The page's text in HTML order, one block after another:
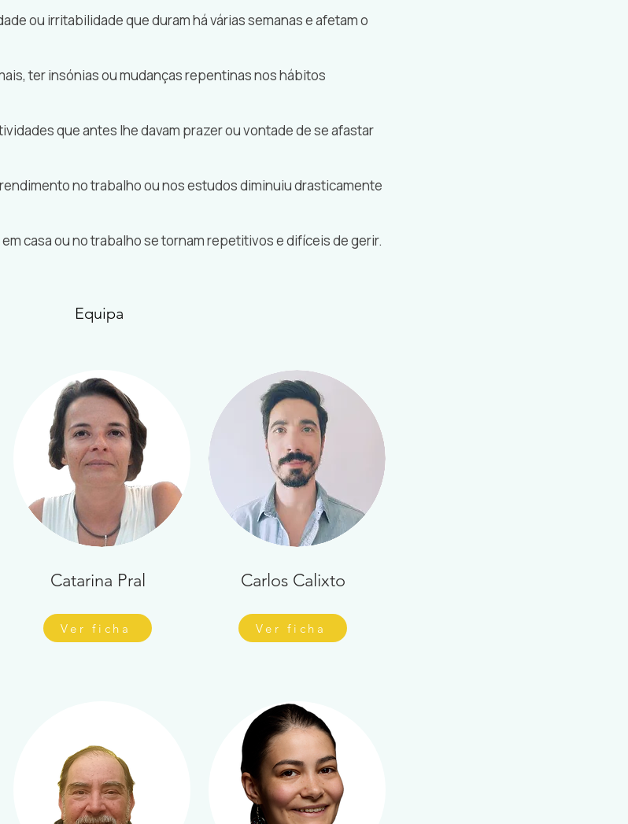
ou irritabilidade que duram há várias semanas e afetam o
ter insónias ou mudanças repentinas nos hábitos
que antes lhe davam prazer ou vontade de se afastar
no trabalho ou nos estudos diminuiu drasticamente
casa ou no trabalho se tornam repetitivos e difíceis de gerir.
Equipa
Catarina Pral
Ver ficha
Carlos Calixto
Ver ficha